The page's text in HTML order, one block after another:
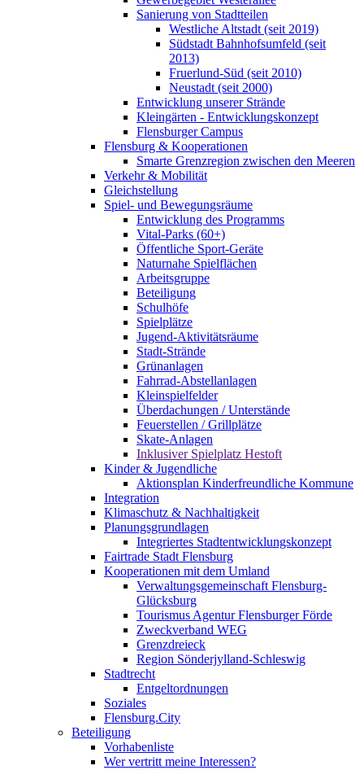
Sanierung von Stadtteilen
Westliche Altstadt (seit 2019)
Südstadt Bahnhofsumfeld (seit
2013)
Fruerlund-Süd (seit 2010)
Neustadt (seit 2000)
Entwicklung unserer Strände
Kleingärten - Entwicklungskonzept
Flensburger Campus
Flensburg & Kooperationen
Smarte Grenzregion zwischen den Meeren
Verkehr & Mobilität
Gleichstellung
Spiel- und Bewegungsräume
Entwicklung des Programms
Vital-Parks (60+)
Öffentliche Sport-Geräte
Naturnahe Spielflächen
Arbeitsgruppe
Beteiligung
Schulhöfe
Spielplätze
Jugend-Aktivitätsräume
Stadt-Strände
Grünanlagen
Fahrrad-Abstellanlagen
Kleinspielfelder
Überdachungen / Unterstände
Feuerstellen / Grillplätze
Skate-Anlagen
Inklusiver Spielplatz Hestoft
Kinder & Jugendliche
Aktionsplan Kinderfreundliche Kommune
Integration
Klimaschutz & Nachhaltigkeit
Planungsgrundlagen
Integriertes Stadtentwicklungskonzept
Fairtrade Stadt Flensburg
Kooperationen mit dem Umland
Verwaltungsgemeinschaft Flensburg-
Glücksburg
Tourismus Agentur Flensburger Förde
Zweckverband WEG
Grenzdreieck
Region Sönderjylland-Schleswig
Stadtrecht
Entgeltordnungen
Soziales
Flensburg.City
Beteiligung
Vorhabenliste
Wer vertritt meine Interessen?